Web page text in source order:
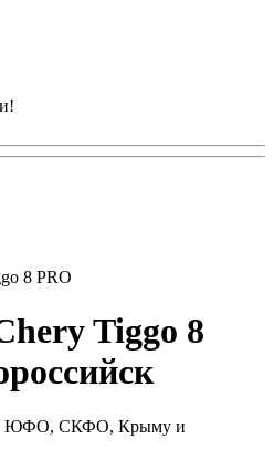
8 PRO
Tiggo 8
ЮФО, СКФО, Крыму и